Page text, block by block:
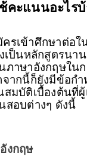
คะแนนอะไร
ครเข้าศึกษาต่อใ
เป็นหลักสูตรนา
ภาษาอังกฤษในก
ากนี้ก็ยังมีข้อก
สมบัติเบื้องต้นที่ผู้
สอบต่างๆ ดังนี้
งกฤษ